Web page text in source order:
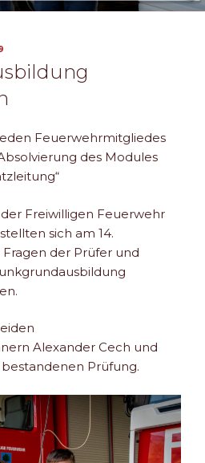
Feuerwehrmitgliedes
des Modules
Freiwilligen Feuerwehr
sich am 14.
der Prüfer und
Alexander Cech und
Prüfung.